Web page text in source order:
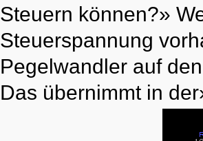
Steuern können?»
Steuerspannung
Pegelwandler auf
Das übernimmt in